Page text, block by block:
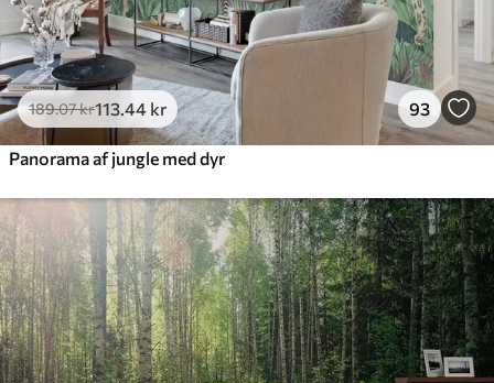
189.07kr113 .44 kr 93
Panorama af jungle med dyr